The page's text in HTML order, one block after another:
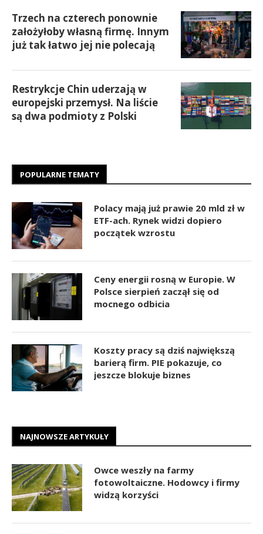
Trzech na czterech ponownie
założyłoby własną firmę. Innym
już tak łatwo jej nie polecają
Restrykcje Chin uderzają w
europejski przemysł. Na liście
są dwa podmioty z Polski
POPULARNE TEMATY
Polacy mają już prawie 20 mld zł w
ETF-ach. Rynek widzi dopiero
początek wzrostu
Ceny energii rosną w Europie. W
Polsce sierpień zaczął się od
mocnego odbicia
Koszty pracy są dziś największą
barierą firm. PIE pokazuje, co
jeszcze blokuje biznes
NAJNOWSZE ARTYKUŁY
Owce weszły na farmy
fotowoltaiczne. Hodowcy i firmy
widzą korzyści